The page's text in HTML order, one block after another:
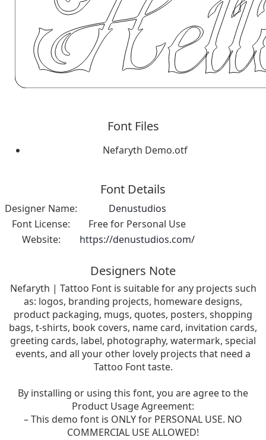
Font Files
Nefaryth Demo.otf
Font Details
Designer Name:
Denustudios
Font License:
Free for Personal Use
Website:
https://denustudios.com/
Designers Note
Nefaryth | Tattoo Font is suitable for any projects such
as: logos, branding projects, homeware designs,
product packaging, mugs, quotes, posters, shopping
bags, t-shirts, book covers, name card, invitation cards,
greeting cards, label, photography, watermark, special
events, and all your other lovely projects that need a
Tattoo Font taste.
By installing or using this font, you are agree to the
Product Usage Agreement:
– This demo font is ONLY for PERSONAL USE. NO
COMMERCIAL USE ALLOWED!